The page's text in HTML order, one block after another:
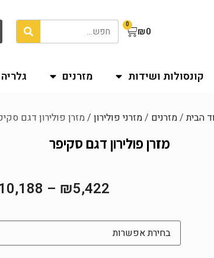
₪0
0
קונסולות ושידות מזרנים גלריה
הבית/מזרנים /מזרני פולירון / מזרן פולירון דגם
מזרן פולירון דגם סקיפר
₪5,422
–
10,188